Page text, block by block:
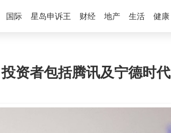
国际 星岛申诉王 财经 地产 生活 健康
资者包括腾讯及宁德时代